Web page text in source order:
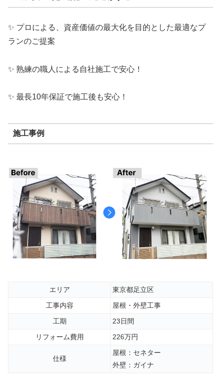
✨ プロによる、資産価値の最大化を目的とした最適なプ
ランのご提案
✨ 熟練の職人による自社施工で安心！
✨ 最長10年保証で施工後も安心！
施工事例
エリア
東京都足立区
工事内容
屋根・外壁工事
工期
23日間
リフォーム費用
226万円
仕様
屋根：セネター
外壁：ガイナ